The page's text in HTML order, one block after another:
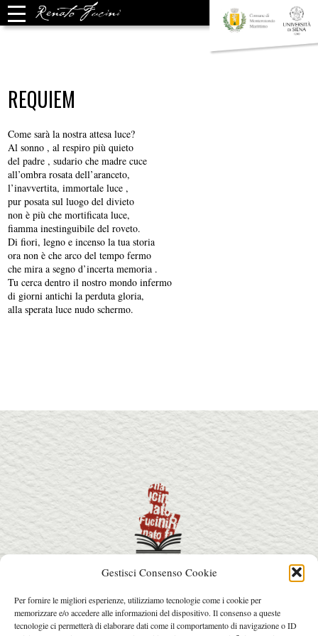
Gestisci Consenso Cookie
Per fornire le migliori esperienze, utilizziamo tecnologie come i cookie per
memorizzare e/o accedere alle informazioni del dispositivo. Il consenso a queste
tecnologie ci permetterà di elaborare dati come il comportamento di navigazione o ID
REQUIEM
Come sarà la nostra attesa luce?
Al sonno , al respiro più quieto
del padre , sudario che madre cuce
all’ombra rosata dell’aranceto,
l’inavvertita, immortale luce ,
pur posata sul luogo del divieto
non è più che mortificata luce,
fiamma inestinguibile del roveto.
Di fiori, legno e incenso la tua storia
ora non è che arco del tempo fermo
che mira a segno d’incerta memoria .
Tu cerca dentro il nostro mondo infermo
di giorni antichi la perduta gloria,
alla sperata luce nudo schermo.
info@premiorenatofucini.it
arcainfo@arcafactory.it
Tel. 0564 077031 - 328 7631017